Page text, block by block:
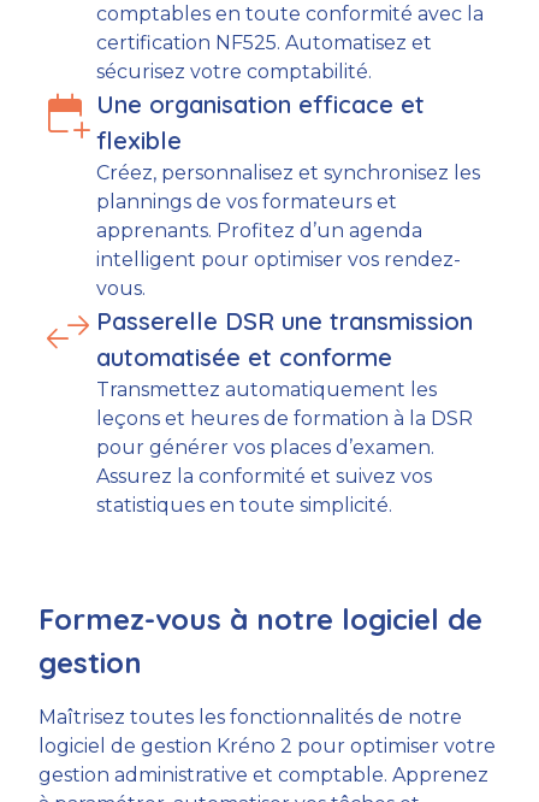
comptables en toute conformité avec la
certification NF525. Automatisez et
sécurisez votre comptabilité.
calendar_add_on Une organisation efficace et
flexible
Créez, personnalisez et synchronisez les
plannings de vos formateurs et
apprenants. Profitez d’un agenda
intelligent pour optimiser vos rendez-
vous.
swap_horiz Passerelle DSR une transmission
automatisée et conforme
Transmettez automatiquement les
leçons et heures de formation à la DSR
pour générer vos places d’examen.
Assurez la conformité et suivez vos
statistiques en toute simplicité.
Formez-vous à notre logiciel de
gestion
Maîtrisez toutes les fonctionnalités de notre
logiciel de gestion Kréno 2 pour optimiser votre
gestion administrative et comptable. Apprenez